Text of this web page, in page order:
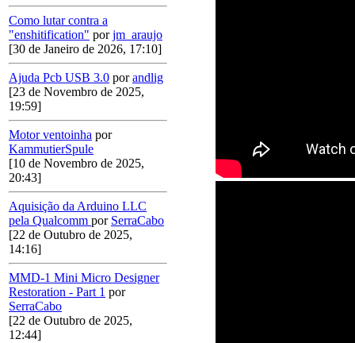
Como lutar contra a
"enshitification" porjm_araujo
[30 de Janeiro de 2026, 17:10]
Ajuda Pcb USB 3.0 porandlig
[23 de Novembro de 2025,
19:59]
Motor ventoinha por
KammutierSpule
[10 de Novembro de 2025,
20:43]
Aquisição da Arduino LLC
pela Qualcomm por SerraCabo
[22 de Outubro de 2025,
14:16]
MMD-1 Mini Micro Designer
Restoration - Part 1 por
SerraCabo
[22 de Outubro de 2025,
12:44]